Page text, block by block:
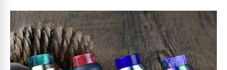
Призыв к суициду
Узнать о правилах Vapenews
Отмена Отправить жалобу